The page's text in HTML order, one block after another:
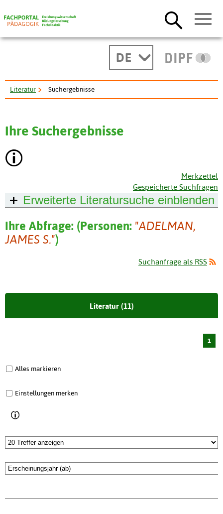
DE
Literatur Suchergebnisse
Ihre Suchergebnisse
Merkzettel
Gespeicherte Suchfragen
Erweiterte Literatursuche einblenden
Ihre Abfrage: (Personen: "ADELMAN,
JAMES S.")
Suchanfrage als RSS
Literatur (11)
1
Alles markieren
Einstellungen merken